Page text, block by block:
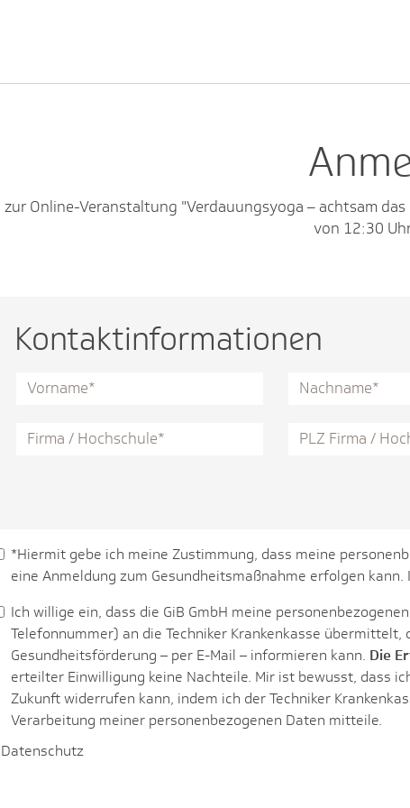
zur Online-Veranstaltung "Verdauungsyoga – achtsam
von 12:30
Kontaktinformationen
*Hiermit gebe ich meine Zustimmung, dass meine
eine Anmeldung zum Gesundheitsmaßnahme erfolgen
Ich willige ein, dass die GiB GmbH meine
Telefonnummer) an die Techniker Krankenkasse
Gesundheitsförderung – per E-Mail – informieren kann. Die
erteilter Einwilligung keine Nachteile. Mir ist bewusst, dass
Zukunft widerrufen kann, indem ich der Techniker
Verarbeitung meiner personenbezogenen Daten mitteile.
Datenschutz